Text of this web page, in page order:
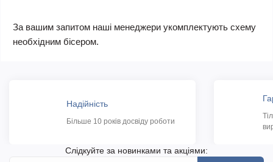
За вашим запитом наші менеджери укомплектують схему
необхідним бісером.
Надійність
Більше 10 років досвіду роботи
Слідкуйте за новинками та акціями: